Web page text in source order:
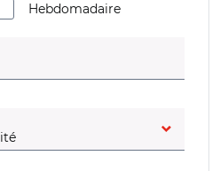
Hebdomadaire
obligatoire)